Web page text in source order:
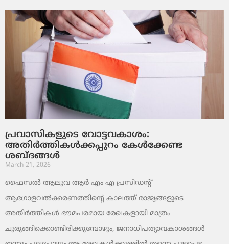
പ്രവാസികളുടെ വോട്ടവകാശം:
അതിർത്തികൾക്കപ്പുറം കേൾക്കേണ്ട
ശബ്ദങ്ങൾ
March 21, 2026
ഫൈസൽ ആലുവ ആർ എം എ പ്രസിഡന്റ്
ആഗോളവൽക്കരണത്തിന്റെ കാലത്ത് രാജ്യങ്ങളുടെ
അതിർത്തികൾ ഭൗമപരമായ രേഖകളായി മാത്രം
ചുരുങ്ങിക്കൊണ്ടിരിക്കുമ്പോഴും, ജനാധിപത്യാവകാശങ്ങൾ